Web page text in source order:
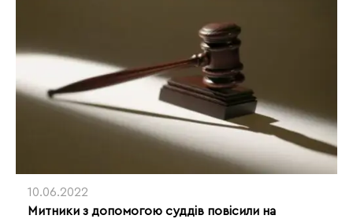
10.06.2022
Митники з допомогою суддів повісили на